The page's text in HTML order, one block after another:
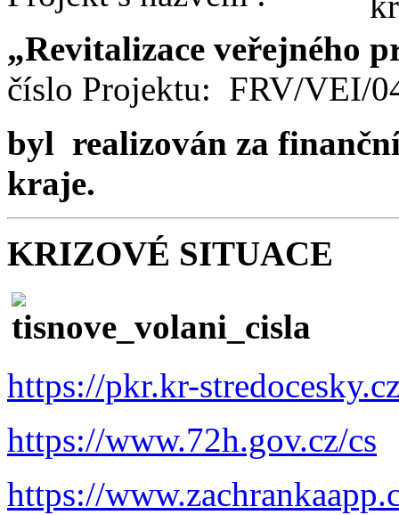
„Revitalizace veřejného
číslo Projektu: FRV/VEI/
byl realizován za
kraje.
KRIZOVÉ SITUACE
https://pkr.kr-
https://www.72h.gov.cz/cs
https://